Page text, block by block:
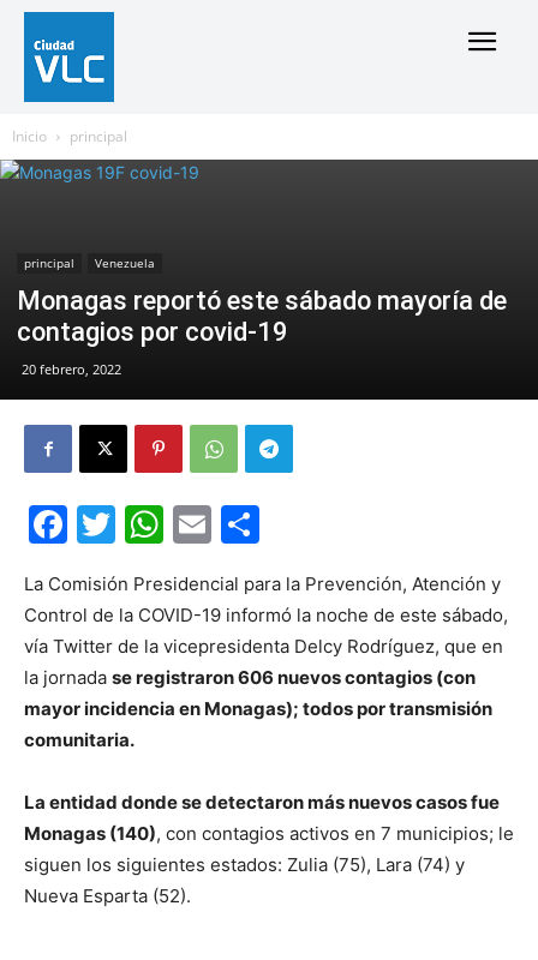
Inicio principal
principal Venezuela
Monagas reportó este sábado mayoría de
contagios por covid-19
20 febrero, 2022
Facebook
Twitter
WhatsApp
Email
La Comisión Presidencial para la Prevención, Atención y
Control de la COVID-19 informó la noche de este sábado,
vía Twitter de la vicepresidenta Delcy Rodríguez, que en
la jornada se registraron 606 nuevos contagios (con
mayor incidencia en Monagas); todos por transmisión
comunitaria.
La entidad donde se detectaron más nuevos casos fue
Monagas (140), con contagios activos en 7 municipios; le
siguen los siguientes estados: Zulia (75), Lara (74) y
Nueva Esparta (52).